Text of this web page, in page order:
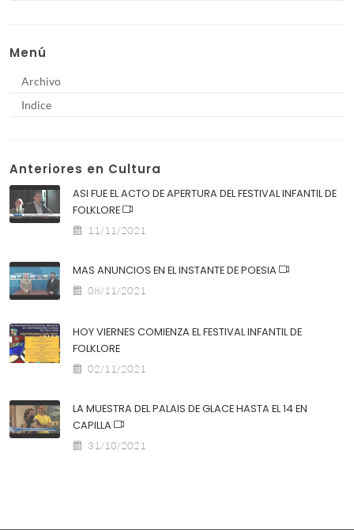
Menú
Archivo
Indice
Anteriores en Cultura
ASI FUE EL ACTO DE APERTURA DEL FESTIVAL INFANTIL DE
FOLKLORE
11/11/2021
MAS ANUNCIOS EN EL INSTANTE DE POESIA
08/11/2021
HOY VIERNES COMIENZA EL FESTIVAL INFANTIL DE
FOLKLORE
02/11/2021
LA MUESTRA DEL PALAIS DE GLACE HASTA EL 14 EN
CAPILLA
31/10/2021